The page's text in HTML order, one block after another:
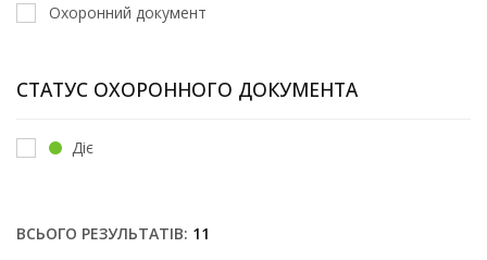
Охоронний документ
СТАТУС ОХОРОННОГО ДОКУМЕНТА
Діє
ВСЬОГО РЕЗУЛЬТАТІВ: 11